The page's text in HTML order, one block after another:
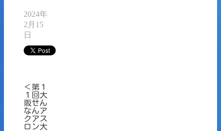
2024年
2月15
日
＜第１
１回大
阪せん
なんア
クアス
ロン大